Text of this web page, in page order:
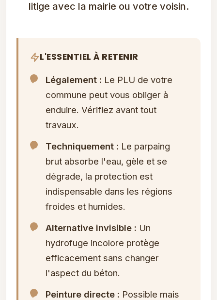
litige avec la mairie ou votre voisin.
L'ESSENTIEL À RETENIR
Légalement : Le PLU de votre
commune peut vous obliger à
enduire. Vérifiez avant tout
travaux.
Techniquement : Le parpaing
brut absorbe l'eau, gèle et se
dégrade, la protection est
indispensable dans les régions
froides et humides.
Alternative invisible : Un
hydrofuge incolore protège
efficacement sans changer
l'aspect du béton.
Peinture directe : Possible mais